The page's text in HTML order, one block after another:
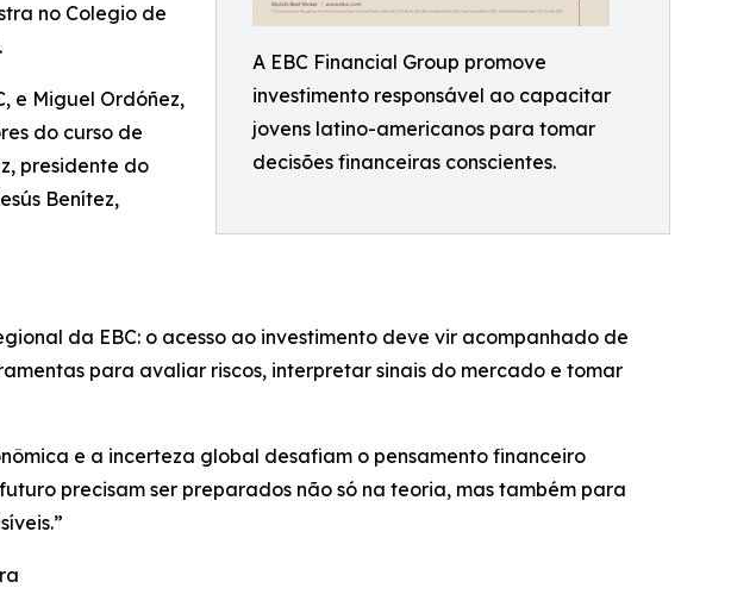
A EBC Financial Group promove
investimento responsável ao capacitar
jovens latino-americanos para tomar
decisões financeiras conscientes.
no Colegio de
e Miguel Ordóñez,
do curso de
presidente do
Benítez,
da EBC: o acesso ao investimento deve vir acompanhado de
para avaliar riscos, interpretar sinais do mercado e tomar
e a incerteza global desafiam o pensamento financeiro
precisam ser preparados não só na teoria, mas também para